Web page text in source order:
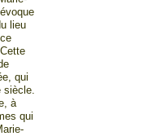
lieu
Cette
qui
siècle.
à
qui